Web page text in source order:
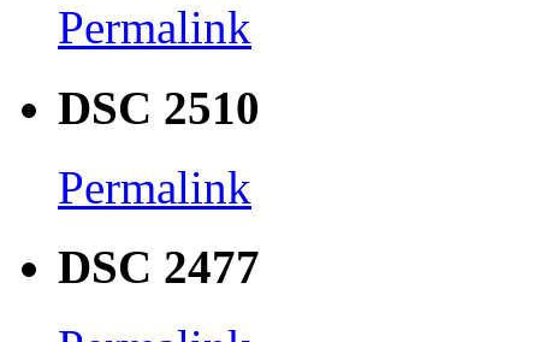
Permalink
DSC 2510
Permalink
DSC 2477